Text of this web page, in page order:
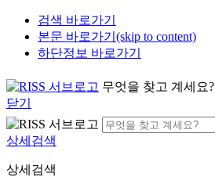
검색 바로가기
본문 바로가기(skip to content)
하단정보 바로가기
무엇을 찾고 계세요?
닫기
상세검색
상세검색